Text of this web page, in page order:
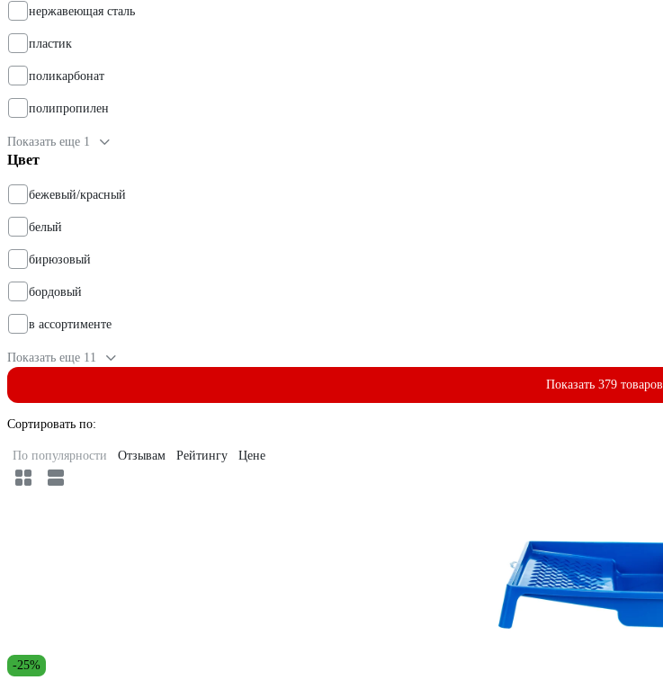
нержавеющая сталь
пластик
поликарбонат
полипропилен
Показать еще 1
Цвет
бежевый/красный
белый
бирюзовый
бордовый
в ассортименте
Показать еще 11
Показать 379 товаров
Сортировать по:
По популярности Отзывам Рейтингу Цене
-25%